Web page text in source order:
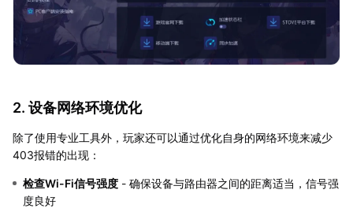
2. 设备网络环境优化
除了使用专业工具外，玩家还可以通过优化自身的网络环境来减少
403报错的出现：
检查Wi-Fi信号强度 - 确保设备与路由器之间的距离适当，信号强
度良好